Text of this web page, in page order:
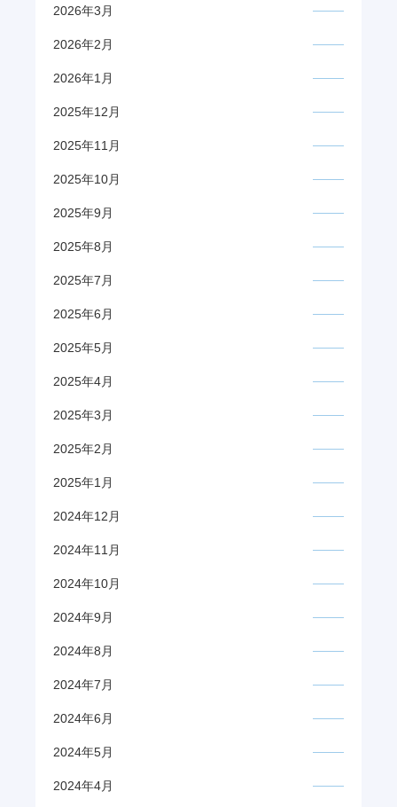
2026年3月
2026年2月
2026年1月
2025年12月
2025年11月
2025年10月
2025年9月
2025年8月
2025年7月
2025年6月
2025年5月
2025年4月
2025年3月
2025年2月
2025年1月
2024年12月
2024年11月
2024年10月
2024年9月
2024年8月
2024年7月
2024年6月
2024年5月
2024年4月